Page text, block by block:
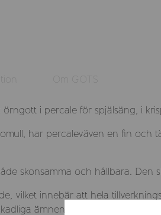
örngott i percale för spjälsäng, i
har percaleväven en fin
skonsamma och hållbara.
vilket innebär att hela
ämnen.